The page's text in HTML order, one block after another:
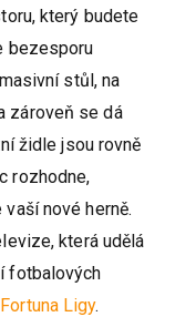
který budete
bezesporu
stůl, na
zároveň se dá
židle jsou rovně
rozhodne,
nové herně.
která udělá
fotbalových
Ligy.